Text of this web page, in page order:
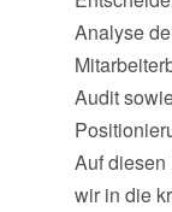
Analyse
Audit
Auf
wir in die